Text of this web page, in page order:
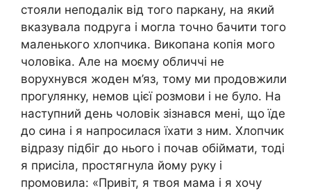
стояли неподалік від того паркану, на який
вказувала подруга і могла точно бачити того
маленького хлопчика. Викопана копія мого
чоловіка. Але на моєму обличчі не
ворухнувся жоден м’яз, тому ми продовжили
прогулянку, немов цієї розмови і не було. На
наступний день чоловік зізнався мені, що їде
до сина і я напросилася їхати з ним. Хлопчик
відразу підбіг до нього і почав обіймати, тоді
я присіла, простягнула йому руку і
промовила: «Привіт, я твоя мама і я хочу